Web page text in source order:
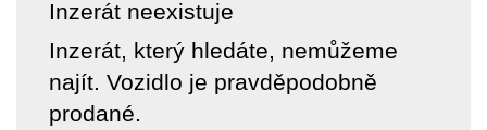
Inzerát neexistuje
Inzerát, který hledáte, nemůžeme
najít. Vozidlo je pravděpodobně
prodané.